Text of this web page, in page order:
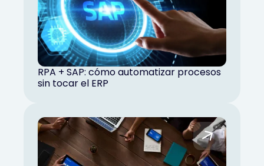
RPA + SAP: cómo automatizar procesos
sin tocar el ERP